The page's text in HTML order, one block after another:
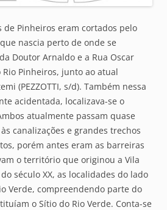
de Pinheiros eram cortados pelo
nascia perto de onde se
Doutor Arnaldo e a Rua Oscar
Pinheiros, junto ao atual
(PEZZOTTI, s/d). Também nessa
acidentada, localizava-se o
atualmente passam quase
canalizações e grandes trechos
porém antes eram as barreiras
o território que originou a Vila
século XX, as localidades do lado
Verde, compreendendo parte do
o Sítio do Rio Verde. Conta-se